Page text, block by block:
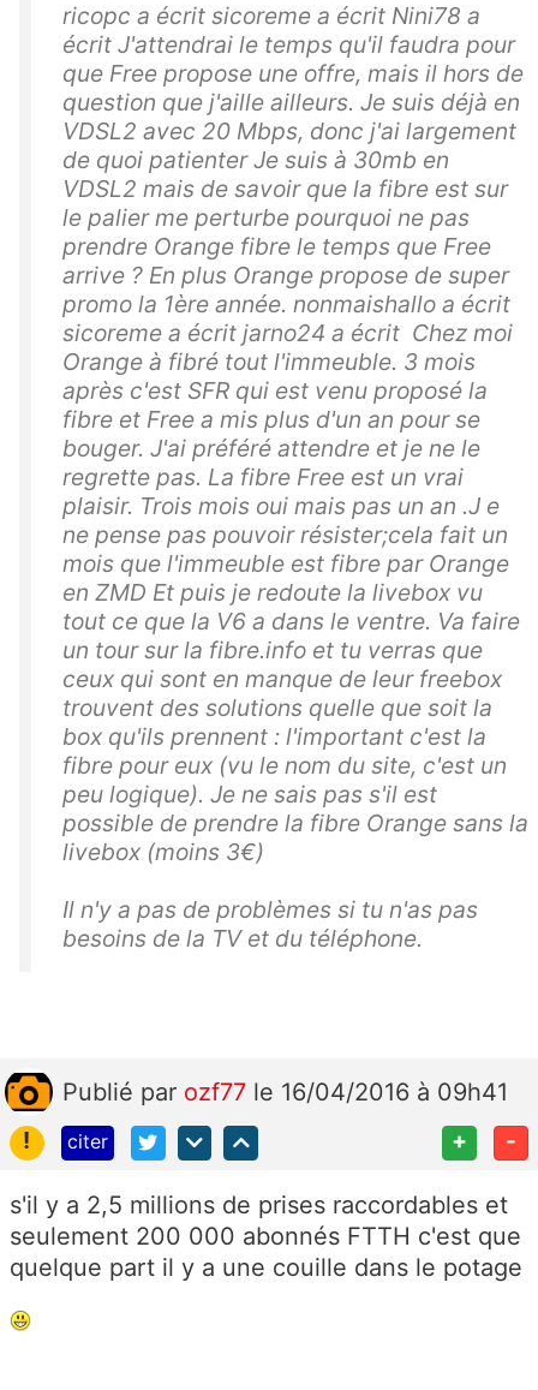
ricopc a écrit sicoreme a écrit Nini78 a
écrit J'attendrai le temps qu'il faudra pour
que Free propose une offre, mais il hors de
question que j'aille ailleurs. Je suis déjà en
VDSL2 avec 20 Mbps, donc j'ai largement
de quoi patienter Je suis à 30mb en
VDSL2 mais de savoir que la fibre est sur
le palier me perturbe pourquoi ne pas
prendre Orange fibre le temps que Free
arrive ? En plus Orange propose de super
promo la 1ère année. nonmaishallo a écrit
sicoreme a écrit jarno24 a écrit Chez moi
Orange à fibré tout l'immeuble. 3 mois
après c'est SFR qui est venu proposé la
fibre et Free a mis plus d'un an pour se
bouger. J'ai préféré attendre et je ne le
regrette pas. La fibre Free est un vrai
plaisir. Trois mois oui mais pas un an .J e
ne pense pas pouvoir résister;cela fait un
mois que l'immeuble est fibre par Orange
en ZMD Et puis je redoute la livebox vu
tout ce que la V6 a dans le ventre. Va faire
un tour sur la fibre.info et tu verras que
ceux qui sont en manque de leur freebox
trouvent des solutions quelle que soit la
box qu'ils prennent : l'important c'est la
fibre pour eux (vu le nom du site, c'est un
peu logique). Je ne sais pas s'il est
possible de prendre la fibre Orange sans la
livebox (moins 3€)
Il n'y a pas de problèmes si tu n'as pas
besoins de la TV et du téléphone.
Publié par ozf77 le 16/04/2016 à 09h41
!
citer + -
s'il y a 2,5 millions de prises raccordables et
seulement 200 000 abonnés FTTH c'est que
quelque part il y a une couille dans le potage